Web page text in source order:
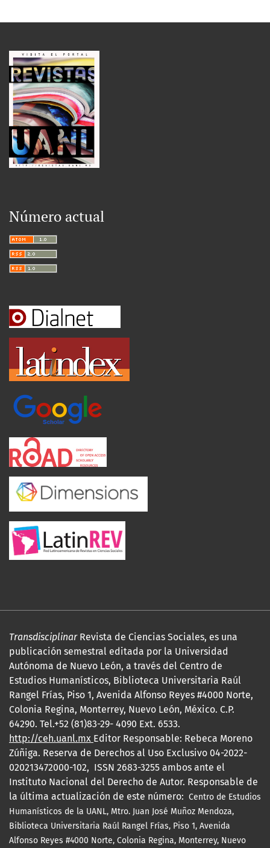
Número actual
TransdisciplinarRevista de Ciencias Sociales, es una
publicación semestral editada por la Universidad
Autónoma de Nuevo León, a través del Centro de
Estudios Humanísticos, Biblioteca Universitaria Raúl
Rangel Frías, Piso 1, Avenida Alfonso Reyes #4000 Norte,
Colonia Regina, Monterrey, Nuevo León, México. C.P.
64290. Tel.+52 (81)83-29- 4090 Ext. 6533.
http://ceh.uanl.mx Editor Responsable: Rebeca Moreno
Zúñiga. Reserva de Derechos al Uso Exclusivo 04-2022-
020213472000-102, ISSN 2683-3255 ambos ante el
Instituto Nacional del Derecho de Autor. Responsable de
la última actualización de este número: Centro de Estudios
Humanísticos de la UANL, Mtro. Juan José Muñoz Mendoza,
Biblioteca Universitaria Raúl Rangel Frías, Piso 1, Avenida
Alfonso Reyes #4000 Norte, Colonia Regina, Monterrey, Nuevo